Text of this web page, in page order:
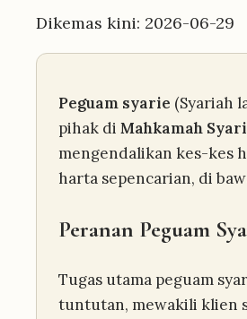
Dikemas kini: 2026-06-29
Peguam syarie (Syariah
pihak di Mahkamah
mengendalikan kes-kes
harta sepencarian, di
Peranan Peguam
Tugas utama peguam
tuntutan, mewakili klien